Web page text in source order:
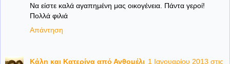
Να είστε καλά αγαπημένη μας οικογένεια. Πάντα γεροί!
Πολλά φιλιά
Απάντηση
Κάλη και Κατερίνα από Ανθομέλι 1 Ιανουαρίου 2013 στις